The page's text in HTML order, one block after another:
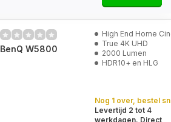
BenQ W5800
High End Home
True 4K UHD
2000 Lumen
HDR10+ en HLG
Nog 1 over, bestel
Levertijd 2 tot 4
werkdagen. Direct